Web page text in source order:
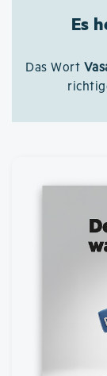
Es
Das Wort